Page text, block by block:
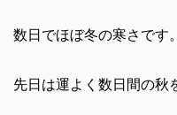
数日でほぼ冬の寒さです。
先日は運よく数日間の秋